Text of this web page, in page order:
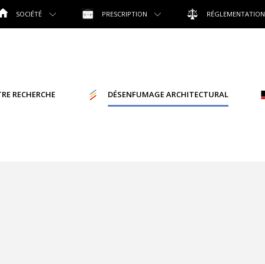
SOCIÉTÉ PRESCRIPTION RÉGLEMENTATION
RECHERCHE DÉSENFUMAGE ARCHITECTURAL